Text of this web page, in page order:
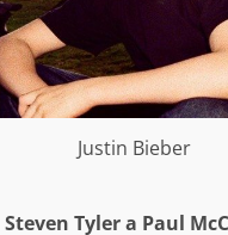
Justin Bieber
Steven Tyler a Paul